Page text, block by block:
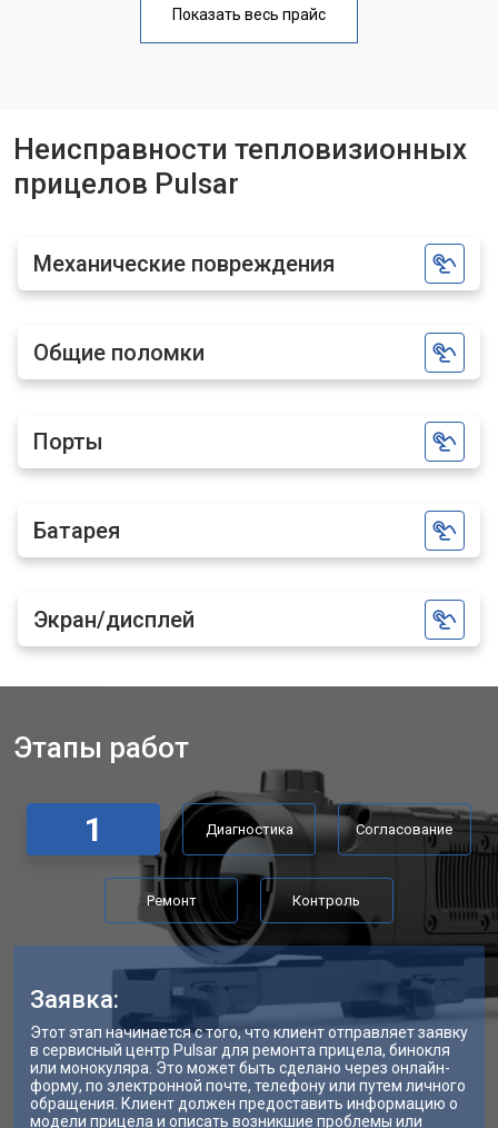
Показать весь прайс
Неисправности тепловизионных
прицелов Pulsar
Механические повреждения
Общие поломки
Порты
Батарея
Экран/дисплей
Этапы работ
1 Диагностика Согласование
Ремонт Контроль
Заявка:
Этот этап начинается с того, что клиент отправляет заявку
в сервисный центр Pulsar для ремонта прицела, бинокля
или монокуляра. Это может быть сделано через онлайн-
форму, по электронной почте, телефону или путем личного
обращения. Клиент должен предоставить информацию о
модели прицела и описать возникшие проблемы или